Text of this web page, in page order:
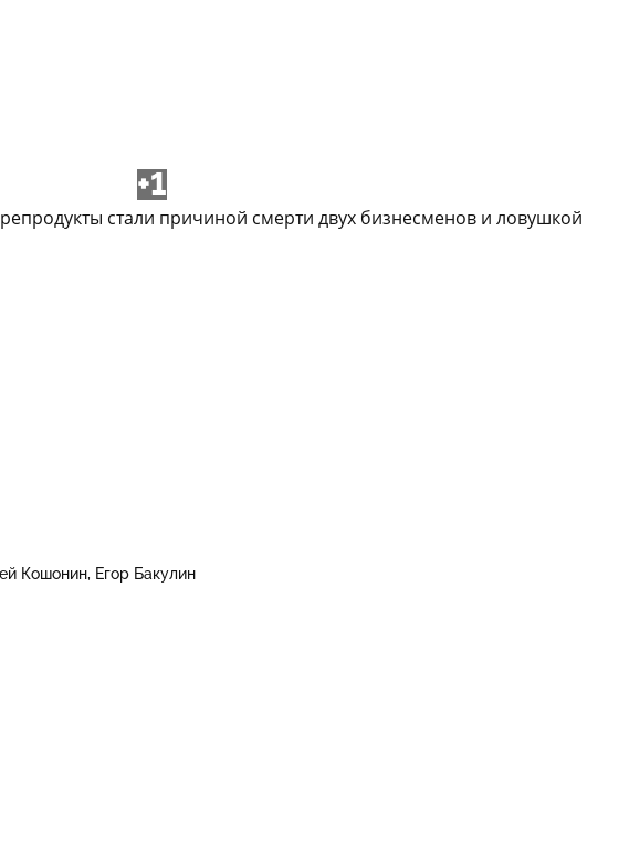
+1
стали причиной смерти двух бизнесменов и ловушкой
Кошонин Егор Бакулин